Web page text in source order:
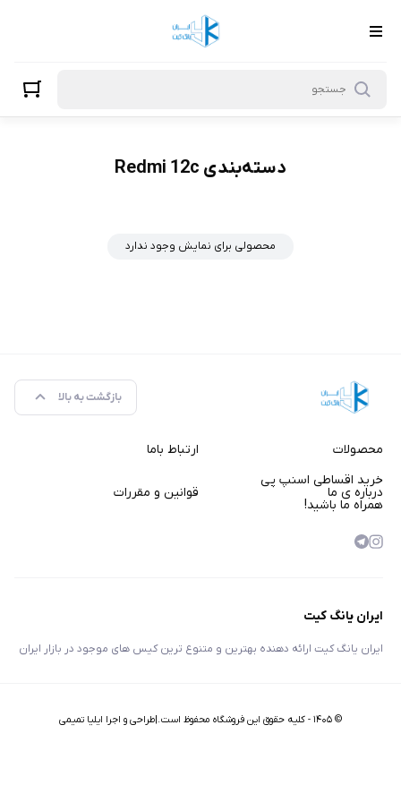
دسته‌بندی Redmi 12c
محصولی برای نمایش وجود ندارد
بازگشت به بالا
محصولات
خرید اقساطی اسنپ پی
ارتباط باما
درباره ی ما قوانین و مقررات
همراه ما باشید!
ایران یانگ کیت
ایران یانگ کیت ارائه دهنده بهترین و متنوع ترین کیس های موجود در بازار ایران
©۱۴۰۵ - کلیه حقوق این فروشگاه محفوظ است.|طراحی و اجرا ایلیا تمیمی